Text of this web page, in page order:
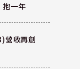
抱一年
營收再創